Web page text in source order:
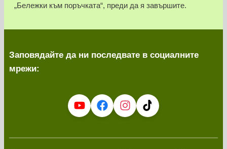
„Бележки към поръчката“, преди да я завършите.
Заповядайте да ни последвате в социалните
мрежи: